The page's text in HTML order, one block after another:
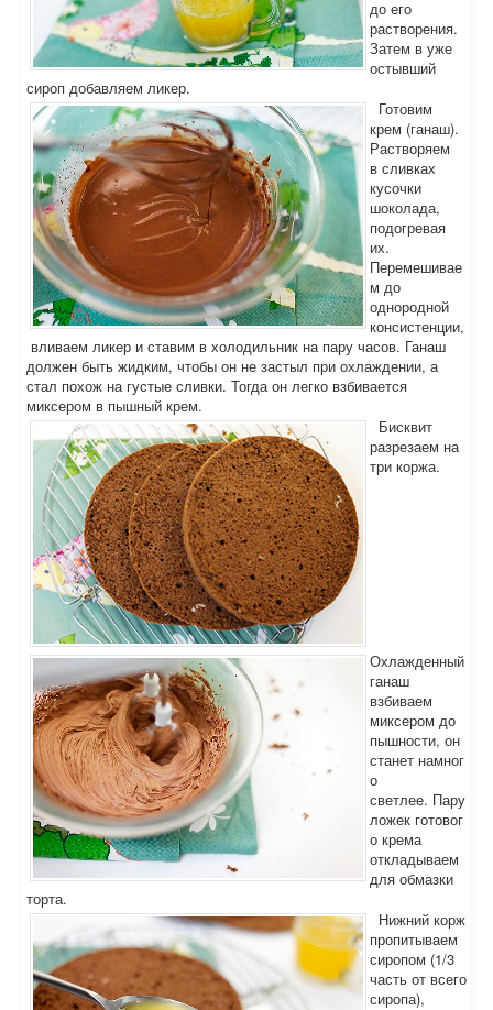
до его
растворения.
Затем в уже
остывший
сироп добавляем ликер.
Готовим
крем (ганаш).
Растворяем
в сливках
кусочки
шоколада,
подогревая
их.
Перемешивае
м до
однородной
консистенции,
вливаем ликер и ставим в холодильник на пару часов. Ганаш
должен быть жидким, чтобы он не застыл при охлаждении, а
стал похож на густые сливки. Тогда он легко взбивается
миксером в пышный крем.
Бисквит
разрезаем на
три коржа.
Охлажденный
ганаш
взбиваем
миксером до
пышности, он
станет намног
о
светлее. Пару
ложек готовог
о крема
откладываем
для обмазки
торта.
Нижний корж
пропитываем
сиропом (1/3
часть от всего
сиропа),